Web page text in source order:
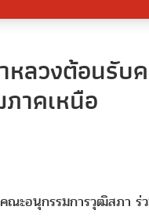
หลวงต้อนรั
าคเหนือ
ณะอนุกรรมการวุฒิสภา